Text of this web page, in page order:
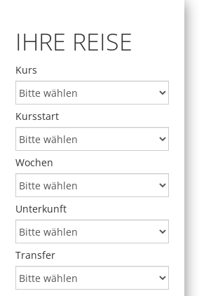
IHRE REISE
Kurs
Kursstart
Wochen
Unterkunft
Transfer